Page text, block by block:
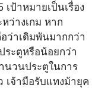
ป้าหมายเป็นเรื่อง
ว่างเกม หาก
ว่าเดิมพันมากกว่า
ระตูหรือน้อยกว่า
นวนประตูในการ
จ้ามือรับแทงม้ายุค